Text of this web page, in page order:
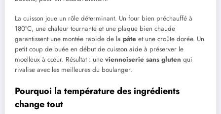
La cuisson joue un rôle déterminant. Un four bien préchauffé à
180°C, une chaleur tournante et une plaque bien chaude
garantissent une montée rapide de la pâte et une croûte dorée. Un
petit coup de buée en début de cuisson aide à préserver le
moelleux à cœur. Résultat : une viennoiserie sans gluten qui
rivalise avec les meilleures du boulanger.
Pourquoi la température des ingrédients
change tout